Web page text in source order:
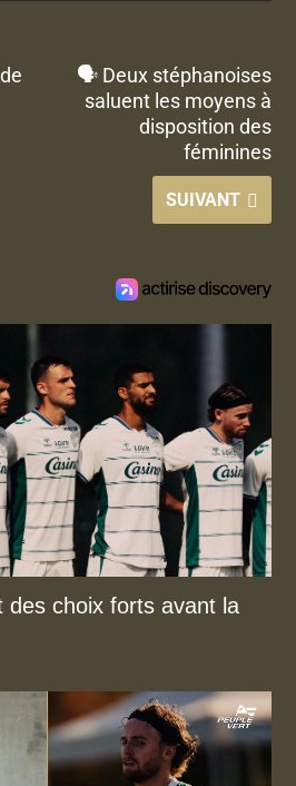
🗣️ Deux stéphanoises
saluent les moyens à
disposition des
féminines
SUIVANT
des choix forts avant la